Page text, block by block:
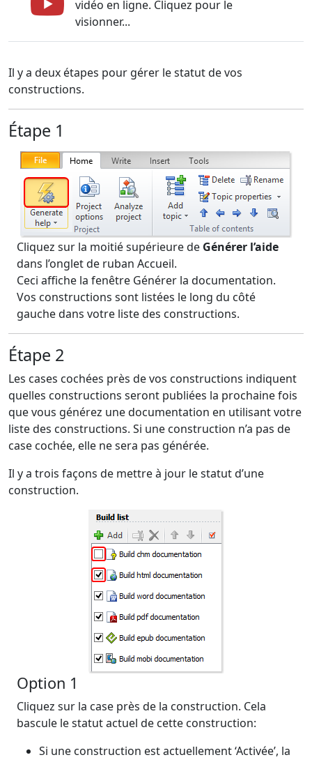
vidéo en ligne. Cliquez pour le
visionner...
Il y a deux étapes pour gérer le statut de vos
constructions.
Étape 1
Cliquez sur la moitié supérieure de Générer l’aide
dans l’onglet de ruban Accueil.
Ceci affiche la fenêtre Générer la documentation.
Vos constructions sont listées le long du côté
gauche dans votre liste des constructions.
Étape 2
Les cases cochées près de vos constructions indiquent
quelles constructions seront publiées la prochaine fois
que vous générez une documentation en utilisant votre
liste des constructions. Si une construction n’a pas de
case cochée, elle ne sera pas générée.
Il y a trois façons de mettre à jour le statut d’une
construction.
Option 1
Cliquez sur la case près de la construction. Cela
bascule le statut actuel de cette construction:
Si une construction est actuellement ‘Activée’, la